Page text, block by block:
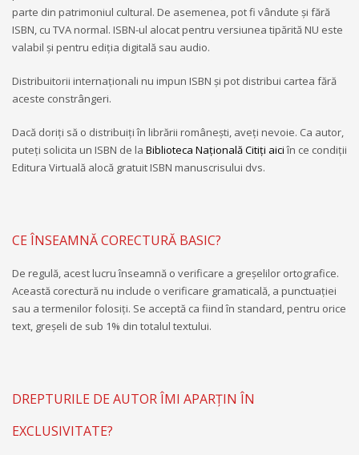
parte din patrimoniul cultural. De asemenea, pot fi vândute și fără
ISBN, cu TVA normal. ISBN-ul alocat pentru versiunea tipărită NU este
valabil și pentru ediția digitală sau audio.
Distribuitorii internaționali nu impun ISBN și pot distribui cartea fără
aceste constrângeri.
Dacă doriți să o distribuiți în librării românești, aveți nevoie. Ca autor,
puteţi solicita un ISBN de la Biblioteca NaţionalăCitiți aiciîn ce condiții
Editura Virtuală alocă gratuit ISBN manuscrisului dvs.
CE ÎNSEAMNĂ CORECTURĂ BASIC?
De regulă, acest lucru înseamnă o verificare a greșelilor ortografice.
Această corectură nu include o verificare gramaticală, a punctuației
sau a termenilor folosiți. Se acceptă ca fiind în standard, pentru orice
text, greșeli de sub 1% din totalul textului.
DREPTURILE DE AUTOR ÎMI APARŢIN ÎN
EXCLUSIVITATE?